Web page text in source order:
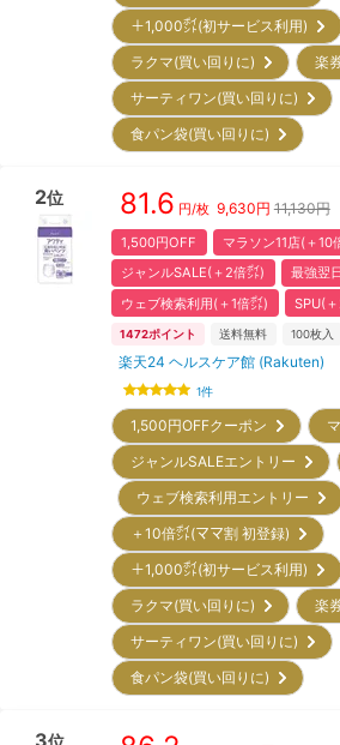
＋1,000㌽(初サービス利用)
ラクマ(買い回りに)
楽
サーティワン(買い回りに)
食パン袋(買い回りに)
2位 81.6 円/枚 9,630円 11,130円
1,500円OFF
マラソン11店(＋10
ジャンルSALE(＋2倍㌽)
最強翌
ウェブ検索利用(＋1倍㌽)
SPU(
1472ポイント 送料無料 100枚入
楽天24 ヘルスケア館 (Rakuten)
1件
1,500円OFFクーポン
ジャンルSALEエントリー
ウェブ検索利用エントリー
＋10倍㌽(ママ割 初登録)
＋1,000㌽(初サービス利用)
ラクマ(買い回りに)
楽
サーティワン(買い回りに)
食パン袋(買い回りに)